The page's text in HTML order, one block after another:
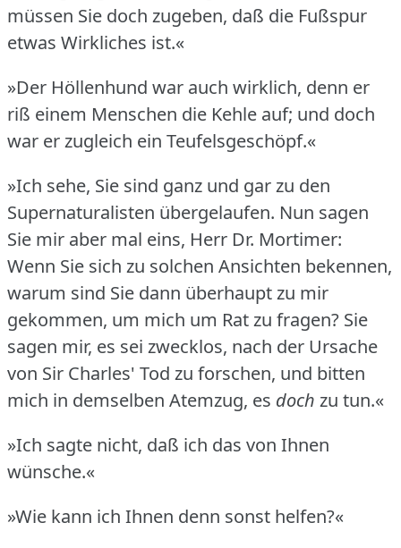
müssen Sie doch zugeben, daß die Fußspur
etwas Wirkliches ist.«
»Der Höllenhund war auch wirklich, denn er
riß einem Menschen die Kehle auf; und doch
war er zugleich ein Teufelsgeschöpf.«
»Ich sehe, Sie sind ganz und gar zu den
Supernaturalisten übergelaufen. Nun sagen
Sie mir aber mal eins, Herr Dr. Mortimer:
Wenn Sie sich zu solchen Ansichten bekennen,
warum sind Sie dann überhaupt zu mir
gekommen, um mich um Rat zu fragen? Sie
sagen mir, es sei zwecklos, nach der Ursache
von Sir Charles' Tod zu forschen, und bitten
mich in demselben Atemzug, es doch zu tun.«
»Ich sagte nicht, daß ich das von Ihnen
wünsche.«
»Wie kann ich Ihnen denn sonst helfen?«